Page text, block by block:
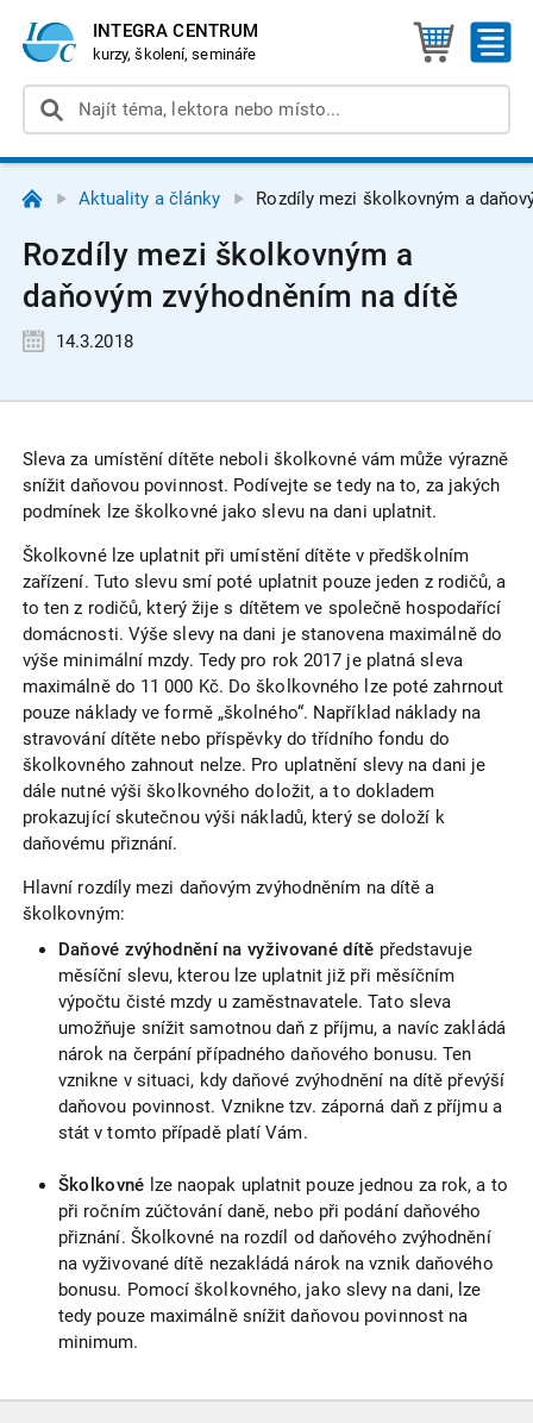
INTEGRA CENTRUM
kurzy, školení, semináře
Aktuality a články Rozdíly mezi školkovným a
Rozdíly mezi školkovným a
daňovým zvýhodněním na dítě
14.3.2018
Sleva za umístění dítěte neboli školkovné vám může výrazně
snížit daňovou povinnost. Podívejte se tedy na to, za jakých
podmínek lze školkovné jako slevu na dani uplatnit.
Školkovné lze uplatnit při umístění dítěte v předškolním
zařízení. Tuto slevu smí poté uplatnit pouze jeden z rodičů, a
to ten z rodičů, který žije s dítětem ve společně hospodařící
domácnosti. Výše slevy na dani je stanovena maximálně do
výše minimální mzdy. Tedy pro rok 2017 je platná sleva
maximálně do 11 000 Kč. Do školkovného lze poté zahrnout
pouze náklady ve formě „školného“. Například náklady na
stravování dítěte nebo příspěvky do třídního fondu do
školkovného zahnout nelze. Pro uplatnění slevy na dani je
dále nutné výši školkovného doložit, a to dokladem
prokazující skutečnou výši nákladů, který se doloží k
daňovému přiznání.
Hlavní rozdíly mezi daňovým zvýhodněním na dítě a
školkovným:
Daňové zvýhodnění na vyživované dítě představuje
měsíční slevu, kterou lze uplatnit již při měsíčním
výpočtu čisté mzdy u zaměstnavatele. Tato sleva
umožňuje snížit samotnou daň z příjmu, a navíc zakládá
nárok na čerpání případného daňového bonusu. Ten
vznikne v situaci, kdy daňové zvýhodnění na dítě převýší
daňovou povinnost. Vznikne tzv. záporná daň z příjmu a
stát v tomto případě platí Vám.
Školkovné lze naopak uplatnit pouze jednou za rok, a to
při ročním zúčtování daně, nebo při podání daňového
přiznání. Školkovné na rozdíl od daňového zvýhodnění
na vyživované dítě nezakládá nárok na vznik daňového
bonusu. Pomocí školkovného, jako slevy na dani, lze
tedy pouze maximálně snížit daňovou povinnost na
minimum.